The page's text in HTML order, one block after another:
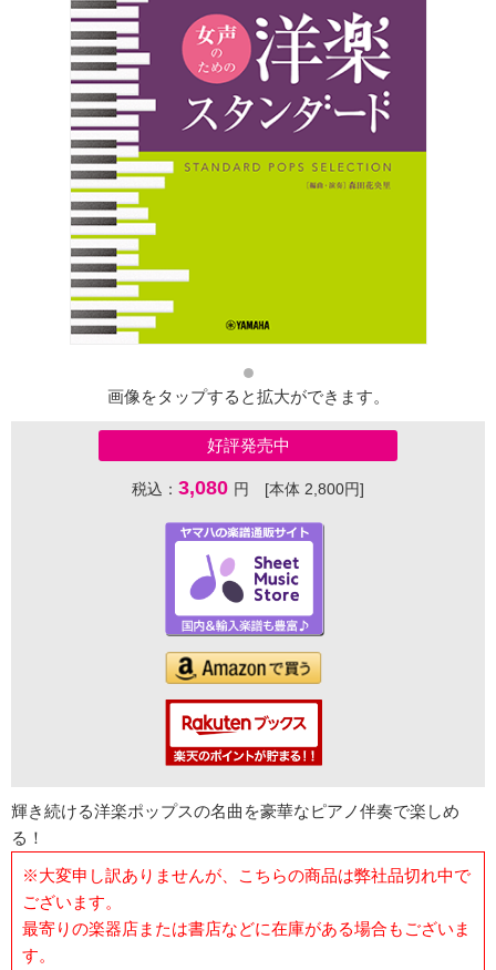
画像をタップすると拡大ができます。
好評発売中
税込： 3,080 円 [本体 2,800円]
輝き続ける洋楽ポップスの名曲を豪華なピアノ伴奏で楽しめ
る！
※大変申し訳ありませんが、こちらの商品は弊社品切れ中で
ございます。
最寄りの楽器店または書店などに在庫がある場合もございま
す。